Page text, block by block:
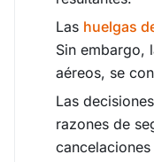
Las huelgas
Sin embargo,
aéreos, se
Las
razones de